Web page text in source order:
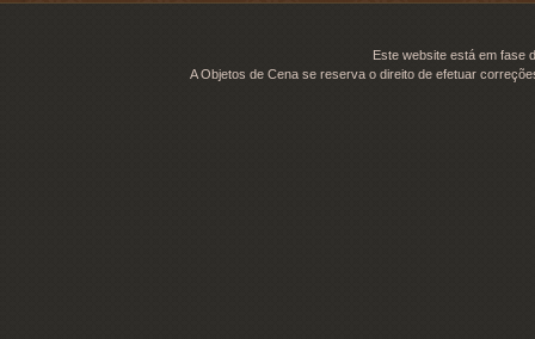
Este website está em fase
A Objetos de Cena se reserva o direito de efetuar